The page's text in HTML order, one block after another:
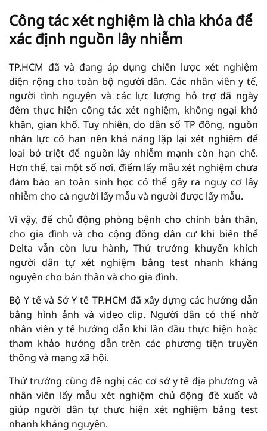
Công tác xét nghiệm là chìa khóa để
xác định nguồn lây nhiễm
TP.HCM đã và đang áp dụng chiến lược xét nghiệm
diện rộng cho toàn bộ người dân. Các nhân viên y tế,
người tình nguyện và các lực lượng hỗ trợ đã ngày
đêm thực hiện công tác xét nghiệm, không ngại khó
khăn, gian khổ. Tuy nhiên, do dân số TP đông, nguồn
nhân lực có hạn nên khả năng lặp lại xét nghiệm để
loại bỏ triệt để nguồn lây nhiễm mạnh còn hạn chế.
Hơn thế, tại một số nơi, điểm lấy mẫu xét nghiệm chưa
đảm bảo an toàn sinh học có thể gây ra nguy cơ lây
nhiễm cho cả người lấy mẫu và người được lấy mẫu.
Vì vậy, để chủ động phòng bệnh cho chính bản thân,
cho gia đình và cho cộng đồng dân cư khi biến thể
Delta vẫn còn lưu hành, Thứ trưởng khuyến khích
người dân tự xét nghiệm bằng test nhanh kháng
nguyên cho bản thân và cho gia đình.
Bộ Y tế và Sở Y tế TP.HCM đã xây dựng các hướng dẫn
bằng hình ảnh và video clip. Người dân có thể nhờ
nhân viên y tế hướng dẫn khi lần đầu thực hiện hoặc
tham khảo hướng dẫn trên các phương tiện truyền
thông và mạng xã hội.
Thứ trưởng cũng đề nghị các cơ sở y tế địa phương và
nhân viên lấy mẫu xét nghiệm chủ động đề xuất và
giúp người dân tự thực hiện xét nghiệm bằng test
nhanh kháng nguyên.